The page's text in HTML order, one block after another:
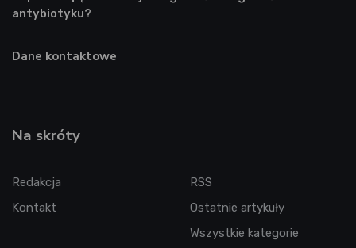
antybiotyku?
Dane kontaktowe
Na skróty
Redakcja
Kontakt
RSS
Ostatnie artykuły
Wszystkie kategorie